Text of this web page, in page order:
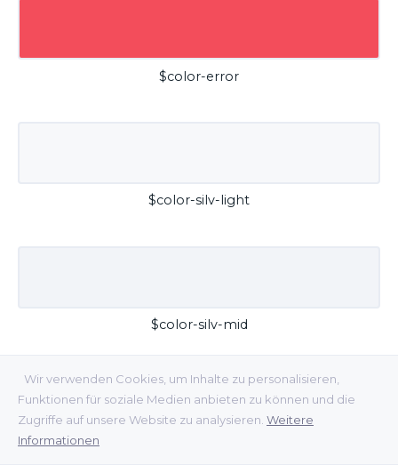
Wir verwenden Cookies, um Inhalte zu personalisieren,
Funktionen für soziale Medien anbieten zu können und die
Zugriffe auf unsere Website zu analysieren. Weitere
Informationen
$color-error
$color-silv-light
$color-silv-mid